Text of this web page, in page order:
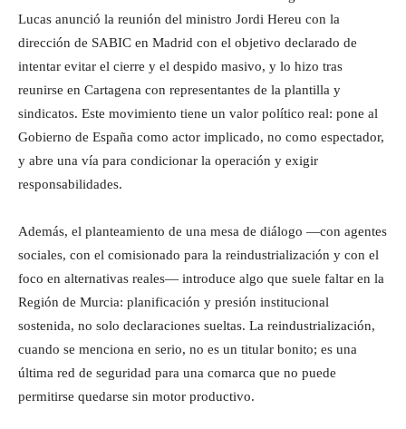
Lucas anunció la reunión del ministro Jordi Hereu con la
dirección de SABIC en Madrid con el objetivo declarado de
intentar evitar el cierre y el despido masivo, y lo hizo tras
reunirse en Cartagena con representantes de la plantilla y
sindicatos. Este movimiento tiene un valor político real: pone al
Gobierno de España como actor implicado, no como espectador,
y abre una vía para condicionar la operación y exigir
responsabilidades.
Además, el planteamiento de una mesa de diálogo —con agentes
sociales, con el comisionado para la reindustrialización y con el
foco en alternativas reales— introduce algo que suele faltar en la
Región de Murcia: planificación y presión institucional
sostenida, no solo declaraciones sueltas. La reindustrialización,
cuando se menciona en serio, no es un titular bonito; es una
última red de seguridad para una comarca que no puede
permitirse quedarse sin motor productivo.